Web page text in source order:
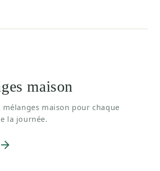
maison
mélanges maison pour chaque
la journée.